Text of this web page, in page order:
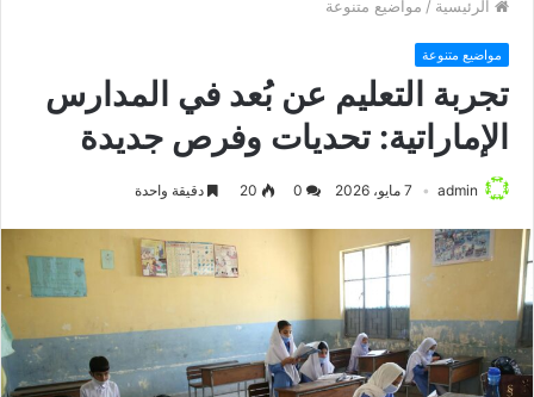
الرئيسية / مواضيع متنوعة
مواضيع متنوعة
تجربة التعليم عن بُعد في المدارس
الإماراتية: تحديات وفرص جديدة
admin 7 مايو، 2026 20 دقيقة واحدة